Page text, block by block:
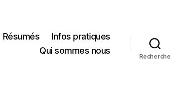
Résumés
Infos pratiques
Qui sommes nous
Recherche